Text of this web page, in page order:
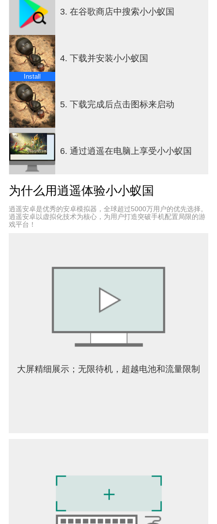
【寻找强力特化蚁】
孵化异化卵可获得强大的特化蚁，让他们成为你的
战斗力。只有孵化更多的特化蚁，才能在蚁国中拥
有更多的主动权，更安全的生存下去。
【驯服危险的昆虫】
这片大陆中存在着其他危险但强力的昆虫，驯服他
们，带它们加入战斗，纵横战场；也可以派遣它们
在巢穴内辛勤劳作，加速蚁巢发展。
【建立强大的联盟】
不要让蚁群孤身对抗入侵者，创建或加入联盟，与
盟友互相帮助，支援彼此，一起主宰战场，称霸蚁
国！
【征服神树，征服敌人】
的联盟将成为整个王国的主宰。奖励你们的盟友，
惩罚你们的敌人，将你们的传奇故事扬名蚁国。
小小蚁国提供即时在线的真人服务 为您营造一种全
https://www.facebook.com/TheAntsGame
◆官方邮箱：theants@staruniongame.com
游戏，但游戏内仍有部分物品您可以通过付费获得
3. 在谷歌商店中搜索小小蚁国
Install
4. 下载并安装小小蚁国
5. 下载完成后点击图标来启动
6. 通过逍遥在电脑上享受小小蚁国
为什么用逍遥体验小小蚁国
逍遥安卓是优秀的安卓模拟器，全球超过5000万用户的优先选择。
逍遥安卓以虚拟化技术为核心，为用户打造突破手机配置局限的游
戏平台！
大屏精细展示；无限待机，超越电池和流量限制